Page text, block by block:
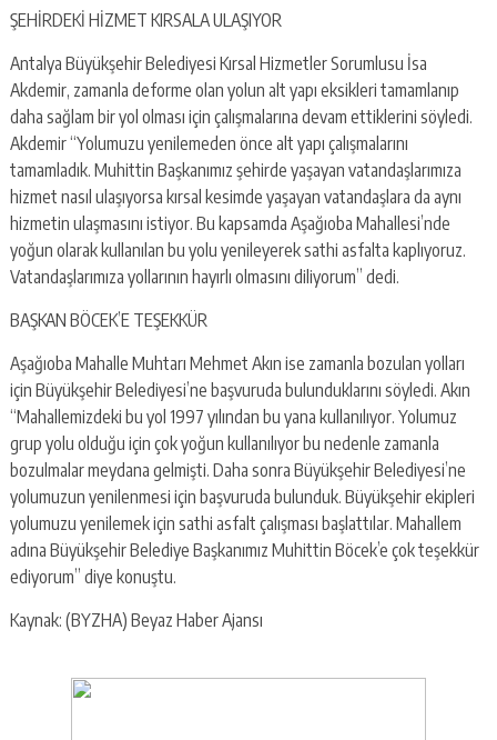
ŞEHİRDEKİ HİZMET KIRSALA ULAŞIYOR
Antalya Büyükşehir Belediyesi Kırsal Hizmetler Sorumlusu İsa
Akdemir, zamanla deforme olan yolun alt yapı eksikleri tamamlanıp
daha sağlam bir yol olması için çalışmalarına devam ettiklerini söyledi.
Akdemir “Yolumuzu yenilemeden önce alt yapı çalışmalarını
tamamladık. Muhittin Başkanımız şehirde yaşayan vatandaşlarımıza
hizmet nasıl ulaşıyorsa kırsal kesimde yaşayan vatandaşlara da aynı
hizmetin ulaşmasını istiyor. Bu kapsamda Aşağıoba Mahallesi’nde
yoğun olarak kullanılan bu yolu yenileyerek sathi asfalta kaplıyoruz.
Vatandaşlarımıza yollarının hayırlı olmasını diliyorum” dedi.
BAŞKAN BÖCEK’E TEŞEKKÜR
Aşağıoba Mahalle Muhtarı Mehmet Akın ise zamanla bozulan yolları
için Büyükşehir Belediyesi’ne başvuruda bulunduklarını söyledi. Akın
“Mahallemizdeki bu yol 1997 yılından bu yana kullanılıyor. Yolumuz
grup yolu olduğu için çok yoğun kullanılıyor bu nedenle zamanla
bozulmalar meydana gelmişti. Daha sonra Büyükşehir Belediyesi’ne
yolumuzun yenilenmesi için başvuruda bulunduk. Büyükşehir ekipleri
yolumuzu yenilemek için sathi asfalt çalışması başlattılar. Mahallem
adına Büyükşehir Belediye Başkanımız Muhittin Böcek’e çok teşekkür
ediyorum” diye konuştu.
Kaynak: (BYZHA) Beyaz Haber Ajansı